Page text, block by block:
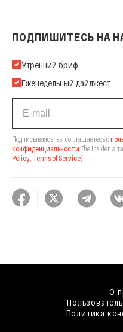
ПОДПИШИТЕСЬ НА
Подпишитесь на нашу Email-
Утренний бриф
Еженедельный дайджест
Подписываясь, вы соглашаетесь с
конфиденциальности The Insider, а
Policy Terms of Service).
О
Политика